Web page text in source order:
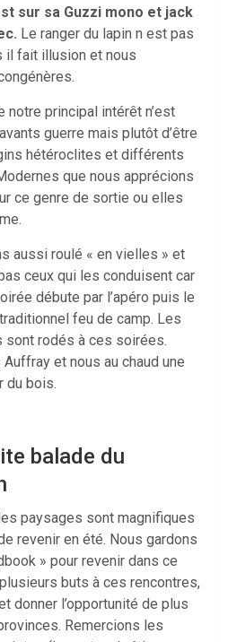
sur sa Guzzi mono et jack
Le ranger du lapin n est pas
il fait illusion et nous
notre principal intérêt n’est
guerre mais plutôt d’être
hétéroclites et différents
que nous apprécions
ce genre de sortie ou elles
aussi roulé « en vielles » et
ceux qui les conduisent car
débute par l’apéro puis le
feu de camp. Les
sont rodés à ces soirées.
et nous au chaud une
du bois.
balade du
paysages sont magnifiques
revenir en été. Nous gardons
» pour revenir dans ce
buts à ces rencontres,
donner l’opportunité de plus
Remercions les